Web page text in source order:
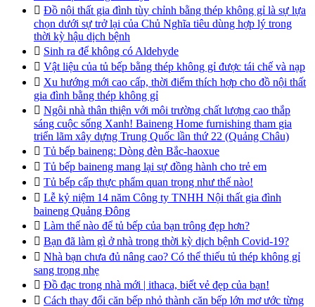
 Đồ nội thất gia đình tùy chỉnh bằng thép không gỉ là sự lựa
chọn dưới sự trở lại của Chủ Nghĩa tiêu dùng hợp lý trong
thời kỳ hậu dịch bệnh
 Sinh ra để không có Aldehyde
 Vật liệu của tủ bếp bằng thép không gỉ được tái chế và nạp
 Xu hướng mới cao cấp, thời điểm thích hợp cho đồ nội thất
gia đình bằng thép không gỉ
 Ngôi nhà thân thiện với môi trường chất lượng cao thắp
sáng cuộc sống Xanh! Baineng Home furnishing tham gia
triển lãm xây dựng Trung Quốc lần thứ 22 (Quảng Châu)
 Tủ bếp baineng: Dòng đèn Bắc-haoxue
 Tủ bếp baineng mang lại sự đồng hành cho trẻ em
 Tủ bếp cấp thực phẩm quan trọng như thế nào!
 Lễ kỷ niệm 14 năm Công ty TNHH Nội thất gia đình
baineng Quảng Đông
 Làm thế nào để tủ bếp của bạn trông đẹp hơn?
 Bạn đã làm gì ở nhà trong thời kỳ dịch bệnh Covid-19?
 Nhà bạn chưa đủ nâng cao? Có thể thiếu tủ thép không gỉ
sang trọng nhẹ
 Đồ đạc trong nhà mới | ithaca, biết vẻ đẹp của bạn!
 Cách thay đổi căn bếp nhỏ thành căn bếp lớn mơ ước từng